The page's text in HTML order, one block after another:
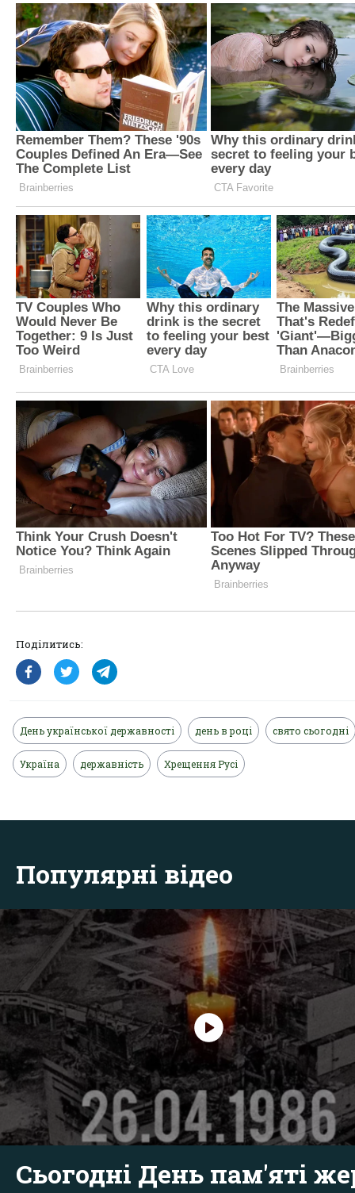
Поділитись:
День української державності день в році свято сьогодні
Україна державність Хрещення Русі
Популярні відео
Сьогодні День пам'яті